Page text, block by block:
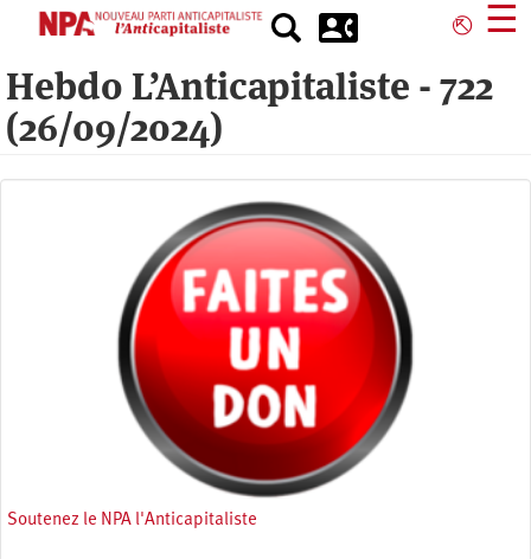
principal
⎋ ☰
Hebdo L’Anticapitaliste - 722
(26/09/2024)
Soutenez le NPA l'Anticapitaliste